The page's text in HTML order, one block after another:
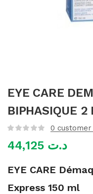
EYE CARE
BIPHASIQUE 2
0
د.ت
EYE CARE
Express 150 ml